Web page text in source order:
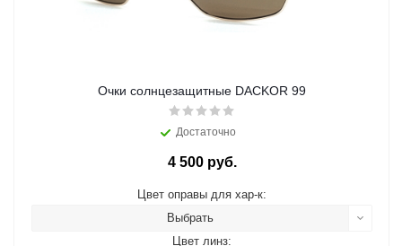
Очки солнцезащитные DACKOR 99
Достаточно
4 500 руб.
Цвет оправы для хар-к:
Выбрать
Цвет линз: